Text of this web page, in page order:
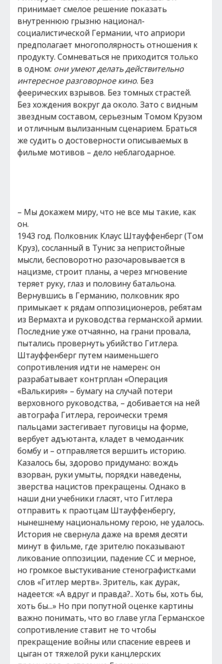
принимает смелое решение показать
внутреннюю грызню национал-
социалистической Германии, что априори
предполагает многополярность отношения к
продукту. Сомневаться не приходится только
в одном: они умеют делать действительно
интересное разговорное кино. Без
феерических взрывов. Без томных страстей.
Без хождения вокруг да около. Зато с видным
звездным составом, серьезным Томом Крузом
и отличным вылизанным сценарием. Браться
же судить о достоверности описываемых в
фильме мотивов – дело неблагодарное.
– Мы докажем миру, что не все мы такие, как
он.
1943 год. Полковник Клаус Штауффенберг (Том
Круз), сосланный в Тунис за непристойные
мысли, бесповоротно разочаровывается в
нацизме, строит планы, а через мгновение
теряет руку, глаз и половину батальона.
Вернувшись в Германию, полковник яро
примыкает к рядам оппозиционеров, ребятам
из Вермахта и руководства германской армии.
Последние уже отчаянно, на грани провала,
пытались провернуть убийство Гитлера.
Штауффенберг путем наименьшего
сопротивления идти не намерен: он
разрабатывает контрплан «Операция
«Валькирия» – бумагу на случай потери
верховного руководства, – добивается на ней
автографа Гитлера, героически тремя
пальцами застегивает пуговицы на форме,
вербует адъютанта, кладет в чемоданчик
бомбу и – отправляется вершить историю.
Казалось бы, здорово придумано: вождь
взорван, руки умыты, порядки наведены,
зверства нацистов прекращены. Однако в
наши дни учебники гласят, что Гитлера
отправить к праотцам Штауффенбергу,
нынешнему национальному герою, не удалось.
История не свернула даже на время десяти
минут в фильме, где зрителю показывают
ликование оппозиции, падение СС и мерное,
но громкое выстукивание стенографистками
слов «Гитлер мертв». Зритель, как дурак,
надеется: «А вдруг и правда?.. Хоть бы, хоть бы,
хоть бы...» Но при попутной оценке картины
важно понимать, что во главе угла Германское
сопротивление ставит не то чтобы
прекращение войны или спасение евреев и
цыган от тяжелой руки канцлерских